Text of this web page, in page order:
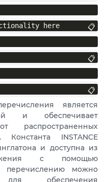
here 📋
📋
📋
является
и обеспечивает
распространенных
Константа INSTANCE
и доступна из
с помощью
перечислению можно
обеспечения